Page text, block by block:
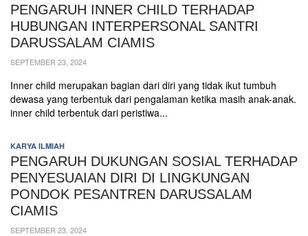
PENGARUH INNER CHILD TERHADAP
HUBUNGAN INTERPERSONAL SANTRI
DARUSSALAM CIAMIS
SEPTEMBER 23, 2024
Inner child merupakan bagian dari diri yang tidak ikut tumbuh
dewasa yang terbentuk dari pengalaman ketika masih anak-anak.
inner child terbentuk dari peristiwa...
KARYA ILMIAH
PENGARUH DUKUNGAN SOSIAL TERHADAP
PENYESUAIAN DIRI DI LINGKUNGAN
PONDOK PESANTREN DARUSSALAM
CIAMIS
SEPTEMBER 23, 2024